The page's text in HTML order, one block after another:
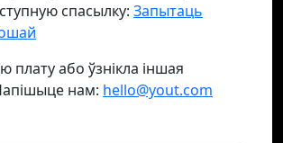
спасылку: Запытаць
плату або ўзнікла іншая
нам: hello@yout.com